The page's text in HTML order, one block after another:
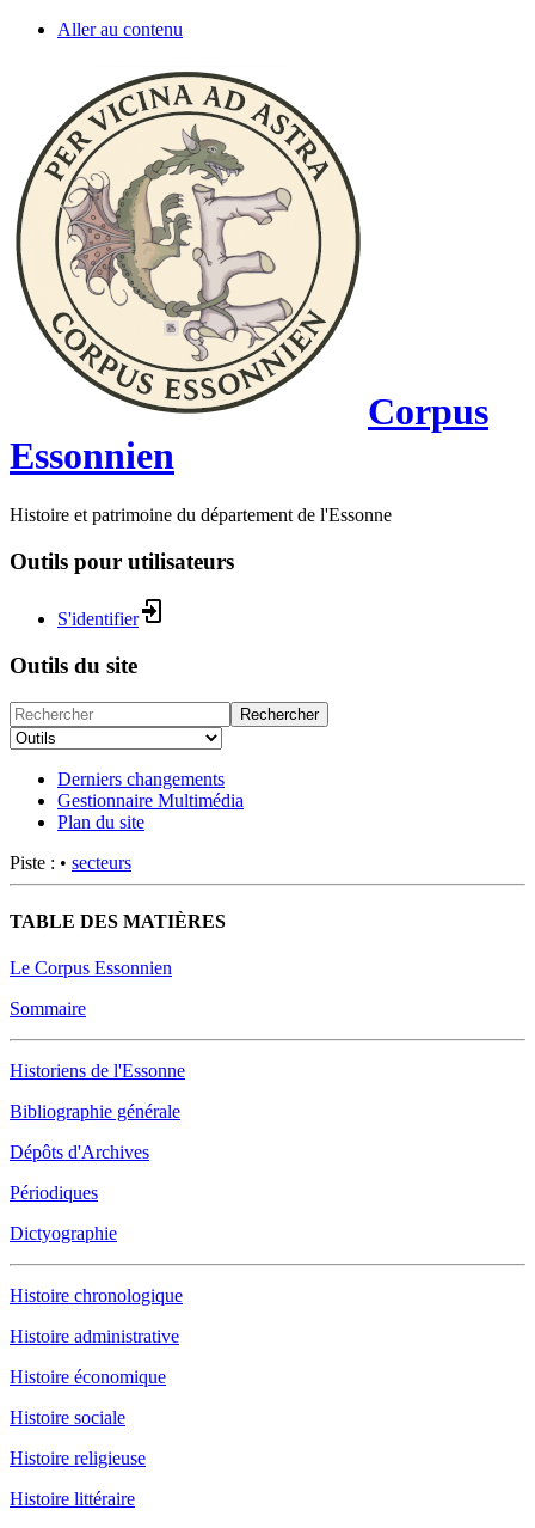
Aller au contenu
Corpus
Essonnien
Histoire et patrimoine du département de l'Essonne
Outils pour utilisateurs
S'identifier
Outils du site
Rechercher
Derniers changements
Gestionnaire Multimédia
Plan du site
Piste : • secteurs
TABLE DES MATIÈRES
Le Corpus Essonnien
Sommaire
Historiens de l'Essonne
Bibliographie générale
Dépôts d'Archives
Périodiques
Dictyographie
Histoire chronologique
Histoire administrative
Histoire économique
Histoire sociale
Histoire religieuse
Histoire littéraire